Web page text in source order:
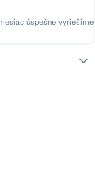
úspešne vyriešime